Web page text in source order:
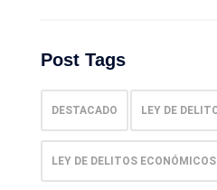
Post Tags
DESTACADO LEY DE
LEY DE DELITOS